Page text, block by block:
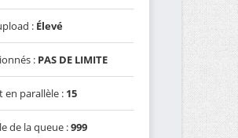
: Élevé
: PAS DE LIMITE
en parallèle : 15
de la queue :999